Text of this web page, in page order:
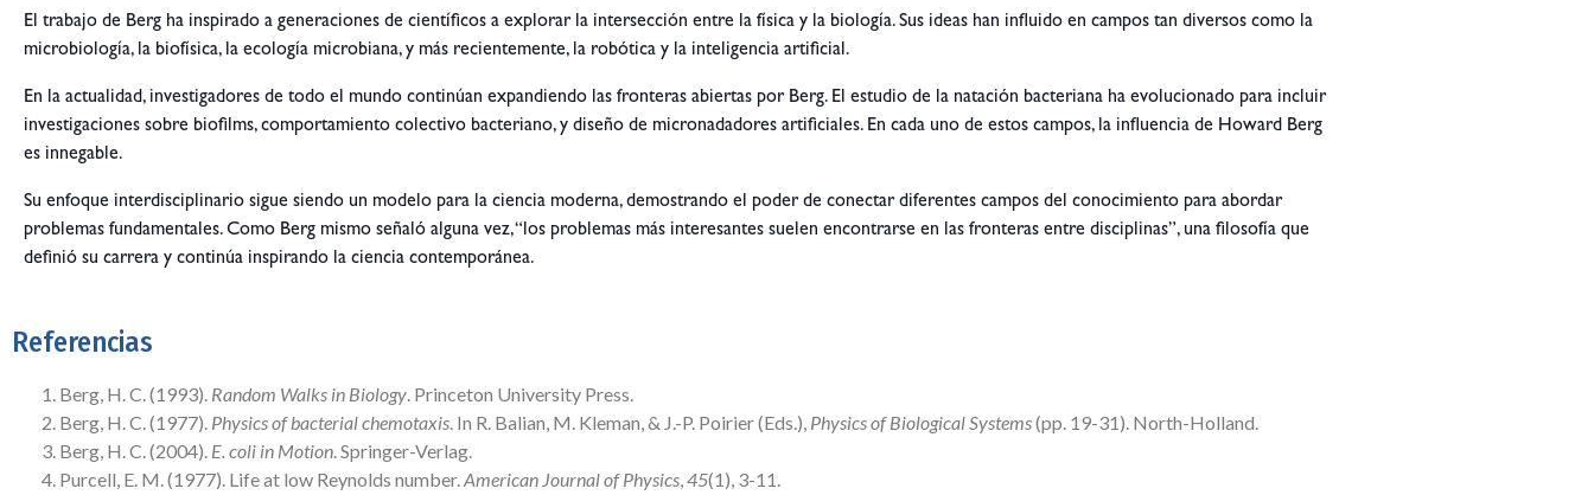
El trabajo de Berg ha inspirado a generaciones de científicos a explorar la intersección entre la física y la biología. Sus ideas han influido en campos tan diversos como la
microbiología, la biofísica, la ecología microbiana, y más recientemente, la robótica y la inteligencia artificial.
En la actualidad, investigadores de todo el mundo continúan expandiendo las fronteras abiertas por Berg. El estudio de la natación bacteriana ha evolucionado para incluir
investigaciones sobre biofilms, comportamiento colectivo bacteriano, y diseño de micronadadores artificiales. En cada uno de estos campos, la influencia de Howard Berg
es innegable.
Su enfoque interdisciplinario sigue siendo un modelo para la ciencia moderna, demostrando el poder de conectar diferentes campos del conocimiento para abordar
problemas fundamentales. Como Berg mismo señaló alguna vez, “los problemas más interesantes suelen encontrarse en las fronteras entre disciplinas”, una filosofía que
definió su carrera y continúa inspirando la ciencia contemporánea.
Referencias
Berg, H. C. (1993). Random Walks in Biology. Princeton University Press.
Berg, H. C. (1977). Physics of bacterial chemotaxis. In R. Balian, M. Kleman, & J.-P. Poirier (Eds.), Physics of Biological Systems(pp. 19-31). North-Holland.
Berg, H. C. (2004). E. coli in Motion. Springer-Verlag.
Purcell, E. M. (1977). Life at low Reynolds number.American Journal of Physics,45(1), 3-11.